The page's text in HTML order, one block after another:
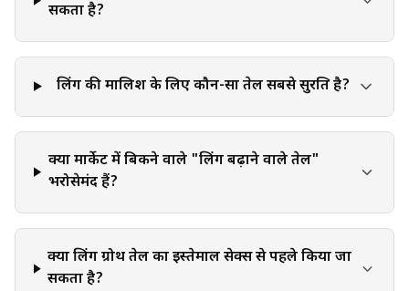
सकता है?
लिंग की मालिश के लिए कौन-सा तेल सबसे सुरक्षित है?
क्या मार्केट में बिकने वाले "लिंग बढ़ाने वाले तेल"
भरोसेमंद हैं?
क्या लिंग ग्रोथ तेल का इस्तेमाल सेक्स से पहले किया जा
सकता है?